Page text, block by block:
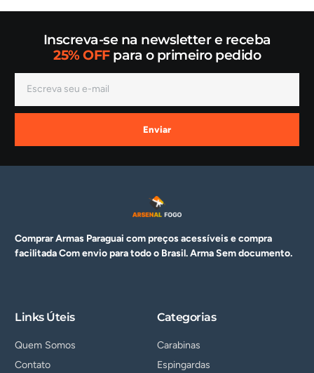
Inscreva-se na newsletter e receba
25% OFFpara o primeiro pedido
Enviar
Comprar Armas Paraguai com preços acessíveis e compra
facilitada Com envio para todo o Brasil. ArmaSem documento.
Links Úteis
Quem Somos
Contato
Categorias
Carabinas
Espingardas